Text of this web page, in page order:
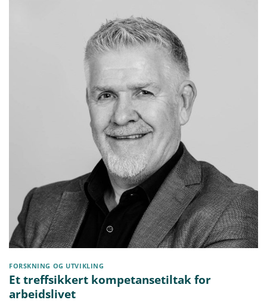
FORSKNING OG UTVIKLING
Et treffsikkert kompetansetiltak for
arbeidslivet